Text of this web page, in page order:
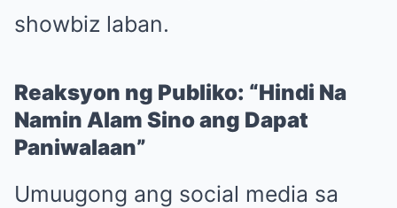
showbiz laban.
Reaksyon ng Publiko: “Hindi Na
Namin Alam Sino ang Dapat
Paniwalaan”
Umuugong ang social media sa